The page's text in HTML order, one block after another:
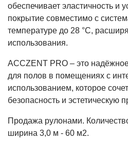
обеспечивает эластичность и
покрытие совместимо с
температуре до 28 °С,
использования.
ACCZENT PRO – это
для полов в помещениях с
использованием, которое
безопасность и эстетическую
Продажа рулонами.
ширина 3,0 м - 60 м2.